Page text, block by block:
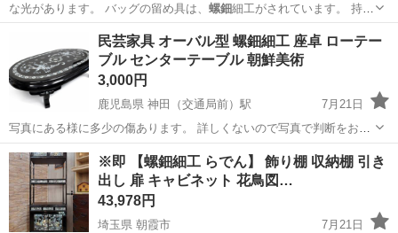
な光があります。 バッグの留め具は、 螺鈿細工がされています。 持ち
手はバッグ…さいたま市 南浦和駅 靴 成人式
民芸家具 オーバル型 螺鈿細工 座卓 ローテー
ブル センターテーブル 朝鮮美術
3,000円
鹿児島県 神田（交通局前）駅
7月21日
写真にある様に多少の傷あります。 詳しくないので写真で判断をお願
いいたします🙏 長さ136cm 幅82cm 高さ37cm
鹿児島 鹿児島市 神田（交通局前）駅 テーブル 螺鈿
※即 【螺鈿細工 らでん】 飾り棚 収納棚 引き
出し 扉 キャビネット 花鳥図…
43,978円
埼玉県 朝霞市
7月21日